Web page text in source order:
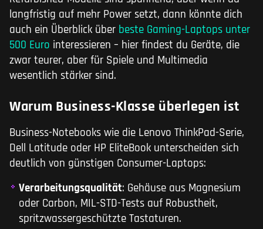
langfristig auf mehr Power setzt, dann könnte dich
auch ein Überblick über beste Gaming-Laptops unter
500 Euro interessieren – hier findest du Geräte, die
zwar teurer, aber für Spiele und Multimedia
wesentlich stärker sind.
Warum Business-Klasse überlegen ist
Business-Notebooks wie die Lenovo ThinkPad-Serie,
Dell Latitude oder HP EliteBook unterscheiden sich
deutlich von günstigen Consumer-Laptops:
Verarbeitungsqualität: Gehäuse aus Magnesium
oder Carbon, MIL-STD-Tests auf Robustheit,
spritzwassergeschützte Tastaturen.